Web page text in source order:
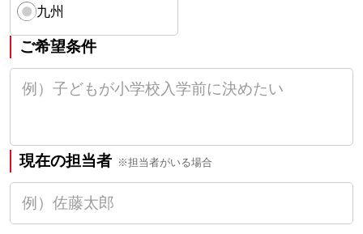
九州
ご希望条件
現在の担当者 ※担当者がいる場合